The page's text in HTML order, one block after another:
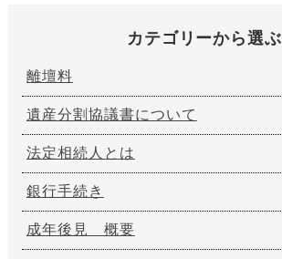
カテゴリーから選ぶ
離壇料
遺産分割協議書について
法定相続人とは
銀行手続き
成年後見 概要